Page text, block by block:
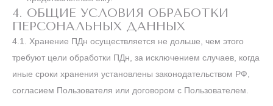
4. ОБЩИЕ УСЛОВИЯ ОБРАБОТКИ
ПЕРСОНАЛЬНЫХ ДАННЫХ
4.1. Хранение ПДн осуществляется не дольше, чем этого
требуют цели обработки ПДн, за исключением случаев, когда
иные сроки хранения установлены законодательством РФ,
согласием Пользователя или договором с Пользователем.